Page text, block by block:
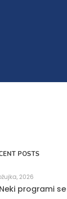
POSTS
2026
programi